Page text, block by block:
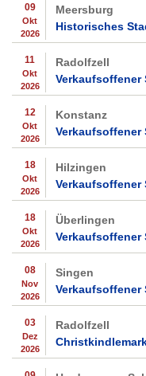
09
Okt
2026
Meersburg
Historisches
11
Okt
2026
Radolfzell
Verkaufsoffener
12
Okt
2026
Konstanz
Verkaufsoffener
18
Okt
2026
Hilzingen
Verkaufsoffener
18
Okt
2026
Überlingen
Verkaufsoffener
08
Nov
2026
Singen
Verkaufsoffener
03
Dez
2026
Radolfzell